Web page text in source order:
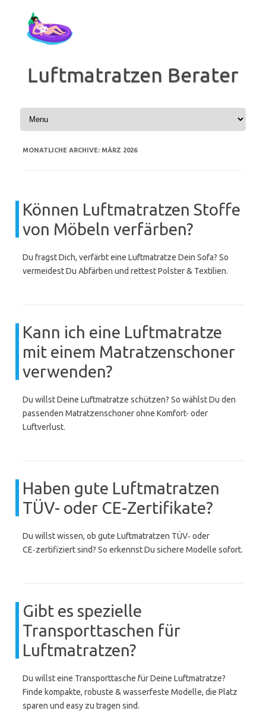
Inhalt
springen
Luftmatratzen Berater
MONATLICHE ARCHIVE: MÄRZ 2026
Können Luftmatratzen Stoffe
von Möbeln verfärben?
Du fragst Dich, verfärbt eine Luftmatratze Dein Sofa? So
vermeidest Du Abfärben und rettest Polster & Textilien.
Kann ich eine Luftmatratze
mit einem Matratzenschoner
verwenden?
Du willst Deine Luftmatratze schützen? So wählst Du den
passenden Matratzenschoner ohne Komfort- oder
Luftverlust.
Haben gute Luftmatratzen
TÜV- oder CE-Zertifikate?
Du willst wissen, ob gute Luftmatratzen TÜV‑ oder
CE‑zertifiziert sind? So erkennst Du sichere Modelle sofort.
Gibt es spezielle
Transporttaschen für
Luftmatratzen?
Du willst eine Transporttasche für Deine Luftmatratze?
Finde kompakte, robuste & wasserfeste Modelle, die Platz
sparen und easy zu tragen sind.